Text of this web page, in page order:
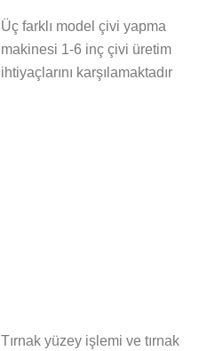
Üç farklı model çivi yapma
makinesi 1-6 inç çivi üretim
ihtiyaçlarını karşılamaktadır
Tırnak yüzey işlemi ve tırnak